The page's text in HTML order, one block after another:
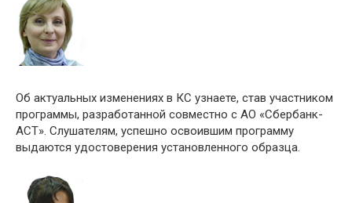
Об актуальных изменениях в КС узнаете, став участником
программы, разработанной совместно с АО «Сбербанк-
АСТ». Слушателям, успешно освоившим программу
выдаются удостоверения установленного образца.